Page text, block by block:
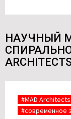
НАУЧНЫЙ
#MAD Architects
#современное